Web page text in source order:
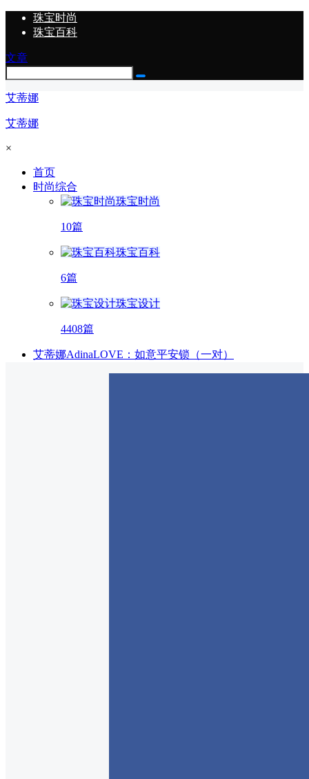
珠宝时尚
珠宝百科
文章
艾蒂娜
艾蒂娜
×
首页
时尚综合
珠宝时尚
10篇
珠宝百科
6篇
珠宝设计
4408篇
艾蒂娜AdinaLOVE：如意平安锁（一对）